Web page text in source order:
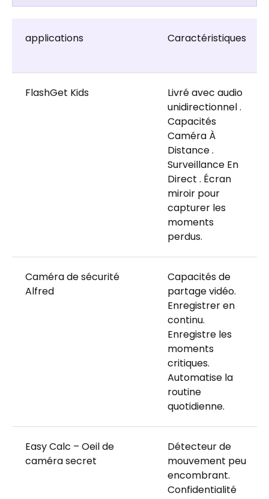
applications Caractéristiques
FlashGet Kids
Livré avec audio
unidirectionnel .
Capacités
Caméra À
Distance .
Surveillance En
Direct . Écran
miroir pour
capturer les
moments
perdus.
Caméra de sécurité
Alfred
Capacités de
partage vidéo.
Enregistrer en
continu.
Enregistre les
moments
critiques.
Automatise la
routine
quotidienne.
Easy Calc – Oeil de
caméra secret
Détecteur de
mouvement peu
encombrant.
Confidentialité